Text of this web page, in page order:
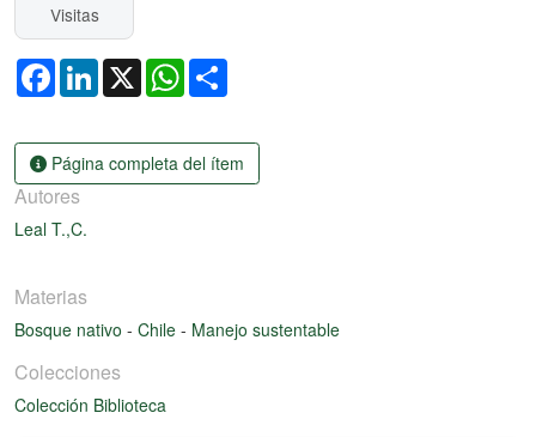
Visitas
FacebookLinkedIn
X WhatsApp
Página completa del ítem
Autores
Leal T.,C.
Materias
Bosque nativo - Chile - Manejo sustentable
Colecciones
Colección Biblioteca